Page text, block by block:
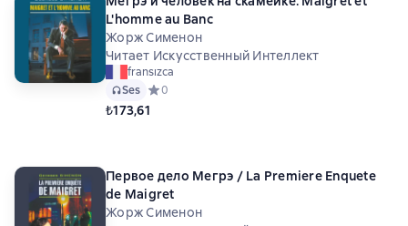
L'homme au Banc
Жорж Сименон
Читает Искусственный Интеллект
fransızca
Ses Средний рейтинг 0 на основе 0 оценок
0
₺173,61
Первое дело Мегрэ / La Premiere Enquete
de Maigret
Жорж Сименон